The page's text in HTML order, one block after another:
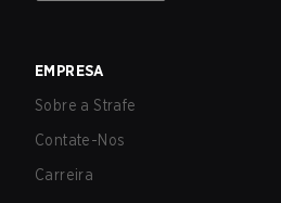
EMPRESA
Sobre a Strafe
Contate-Nos
Carreira